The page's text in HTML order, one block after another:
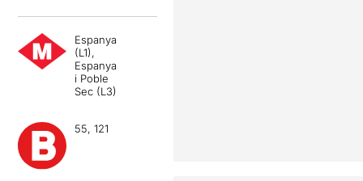
Espanya
(L1),
Espanya
i Poble
Sec (L3)
55, 121